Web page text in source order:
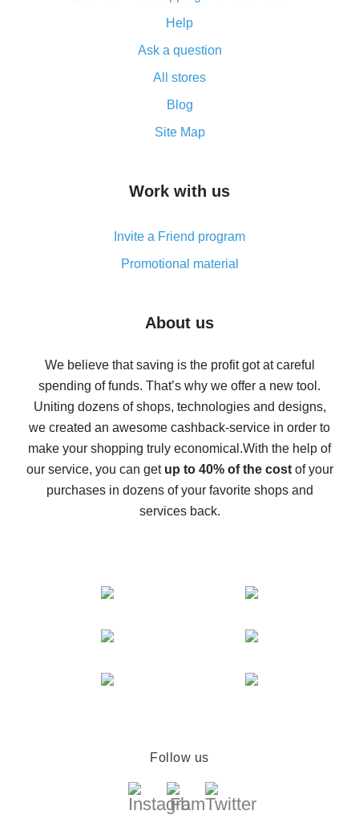
Double cash back on AliExpress has been cancelled!
How to use cash back on AliExpress - short manual
All about how cash back works on AliExpress
and what it does
How to get the most cash back on AliExpress -
simple methods
8% cash back on AliExpress - saving real money is a
real thing
Five ways to get the most cash back on AliExpress
back
10% cash back on AliExpress - the impossible is
possible
The best cash back on AliExpress - how to find it
The best cash back service for AliExpress - let's
compare offers
Help
Ask a question
All stores
Blog
Site Map
Work with us
Invite a Friend program
Promotional material
About us
We believe that saving is the profit got at careful
spending of funds. That’s why we offer a new tool.
Uniting dozens of shops, technologies and designs,
we created an awesome cashback-service in order to
make your shopping truly economical.With the help of
our service, you can get up to 40% of the costof your
purchases in dozens of your favorite shops and
services back.
Follow us